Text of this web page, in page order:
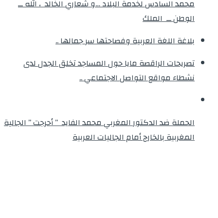
محمد السادس لخدمة البلاد …و شعاري الخالد ، الله ــ
الوطن ــ الملك
بلاغة اللغة العربية وفصاحتها سر جمالها ..
تصريحات الراقصة مايا حول المساجد تخلق الجدل لدى
نشطاء مواقع التواصل الاجتماعي ..
الحملة ضد الدكتور المغربي محمد الفايد ” أحرجت ” الجالية
المغربية بالخارج أمام الجاليات العربية